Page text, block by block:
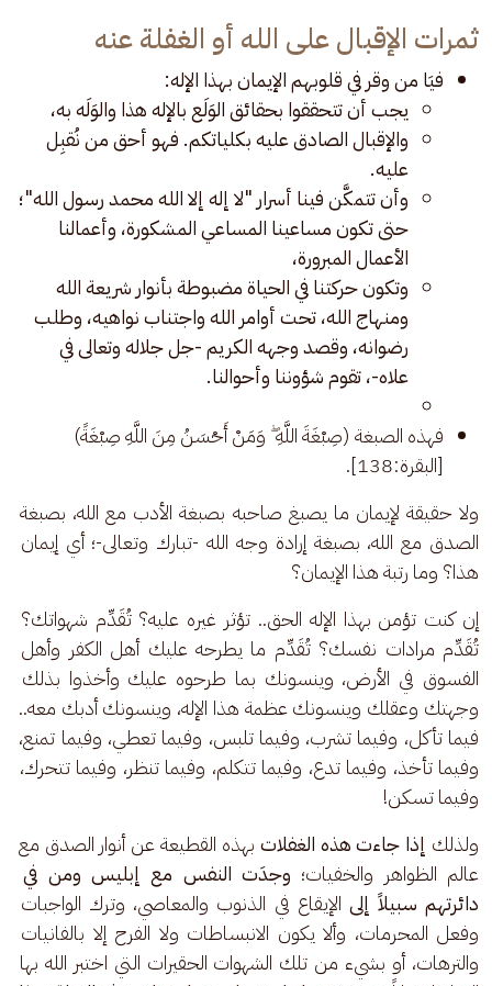
ثمرات الإقبال على الله أو الغفلة عنه
فيَا من وقر في قلوبهم الإيمان بهذا الإله:
يجب أن تتحققوا بحقائق الوَلَع بالإله هذا والوَلَه به،
والإقبال الصادق عليه بكلياتكم. فهو أحق من نُقبِل
عليه.
وأن تتمكَّن فينا أسرار "لا إله إلا الله محمد رسول الله"؛
حتى تكون مساعينا المساعي المشكورة، وأعمالنا
الأعمال المبرورة،
وتكون حركتنا في الحياة مضبوطة بأنوار شريعة الله
ومنهاج الله، تحت أوامر الله واجتناب نواهيه، وطلب
رضوانه، وقصد وجهه الكريم -جل جلاله وتعالى في
علاه-، تقوم شؤوننا وأحوالنا.
فهذه الصبغة (صِبْغَةَ اللَّهِ ۖ وَمَنْ أَحْسَنُ مِنَ اللَّهِ صِبْغَةً)
[البقرة:138].
ولا حقيقة لإيمان ما يصبغ صاحبه بصبغة الأدب مع الله، بصبغة
الصدق مع الله، بصبغة إرادة وجه الله -تبارك وتعالى-؛ أي إيمان
هذا؟ وما رتبة هذا الإيمان؟
إن كنت تؤمن بهذا الإله الحق.. تؤثر غيره عليه؟ تُقَدِّم شهواتك؟
تُقَدِّم مرادات نفسك؟ تُقَدِّم ما يطرحه عليك أهل الكفر وأهل
الفسوق في الأرض، وينسونك بما طرحوه عليك وأخذوا بذلك
وجهتك وعقلك وينسونك عظمة هذا الإله، وينسونك أدبك معه..
فيما تأكل، وفيما تشرب، وفيما تلبس، وفيما تعطي، وفيما تمنع،
وفيما تأخذ، وفيما تدع، وفيما تتكلم، وفيما تنظر، وفيما تتحرك،
وفيما تسكن!
ولذلك إذا جاءت هذه الغفلات بهذه القطيعة عن أنوار الصدق مع
عالم الظواهر والخفيات؛ وجدَت النفس مع إبليس ومن في
دائرتهم سبيلاً إلى الإيقاع في الذنوب والمعاصي، وترك الواجبات
وفعل المحرمات، وألا يكون الانبساطات ولا الفرح إلا بالفانيات
والترهات، أو بشيء من تلك الشهوات الحقيرات التي اختبر الله بها